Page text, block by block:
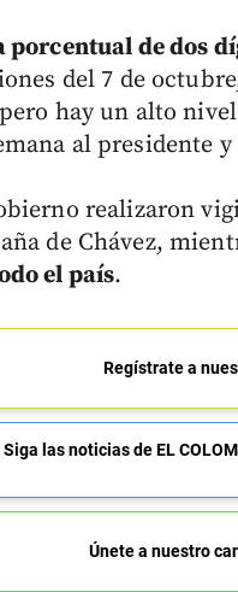
porcentual de dos
del 7 de
hay un alto
al presidente y
realizaron
de Chávez,
el país.
Regístrate a
Siga las noticias de EL
Únete a nuestro